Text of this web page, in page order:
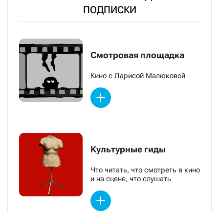
ПОДПИСКИ
Смотровая площадка
Кино с Ларисой Малюковой
Культурные гиды
Что читать, что смотреть в кино
и на сцене, что слушать